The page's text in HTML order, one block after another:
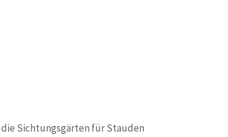
Sichtungsgärten für Stauden